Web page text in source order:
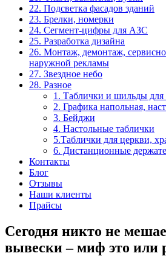
22. Подсветка фасадов зданий
23. Брелки, номерки
24. Сегмент-цифры для АЗС
25. Разработка дизайна
26. Монтаж, демонтаж,
наружной рекламы
27. Звездное небо
28. Разное
1. Таблички и шильды для
2. Графика напольная,
3. Бейджи
4. Настольные таблички
5.Таблички для церкви,
6. Дистанционные
Контакты
Блог
Отзывы
Наши клиенты
Прайсы
Сегодня никто не
вывески – миф это или